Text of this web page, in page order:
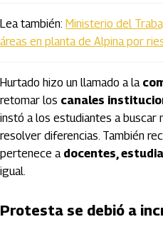
Lea también: Ministerio del
áreas en planta de Alpina por
Hurtado hizo un llamado a la
retomar los canales
instó a los estudiantes a buscar
resolver diferencias. También
pertenece a docentes,
igual.
Protesta se debió a